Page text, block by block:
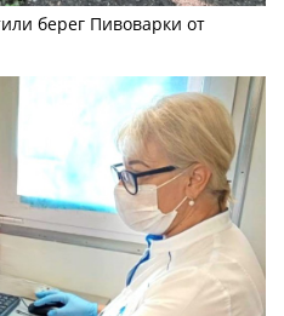
берег Пивоварки от